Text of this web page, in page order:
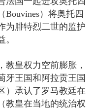
Bouvines）将奥托四
为腓特烈二世的监护
皇权力空前膨胀，
牙王国和阿拉贡王国
）承认了罗马教廷在
教皇在当地的统治权